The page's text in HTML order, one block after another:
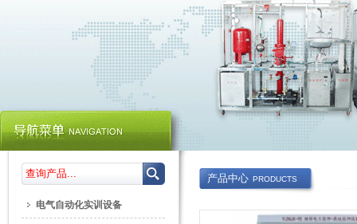
产品中心 PRODUCTS
电气自动化实训设备